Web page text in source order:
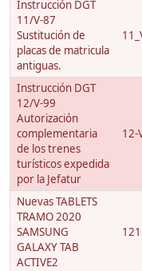
Instrucción DGT
11/V-87
Sustitución de
placas de matricula
antiguas.
Instrucción DGT
12/V-99
Autorización
complementaria
de los trenes
turísticos expedida
por la Jefatur
12-
Nuevas TABLETS
TRAMO 2020
SAMSUNG
GALAXY TAB
ACTIVE2